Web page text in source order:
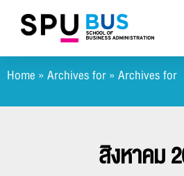
Home » Archives for» Archives for
สิงหาคม